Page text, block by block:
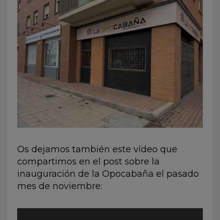
Os dejamos también este vídeo que
compartimos en el post sobre la
inauguración de la Opocabaña el pasado
mes de noviembre: